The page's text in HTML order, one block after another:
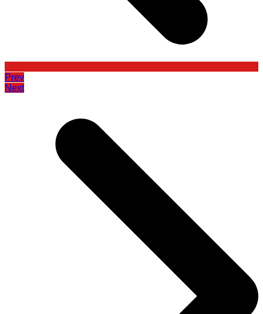
Prev
Next